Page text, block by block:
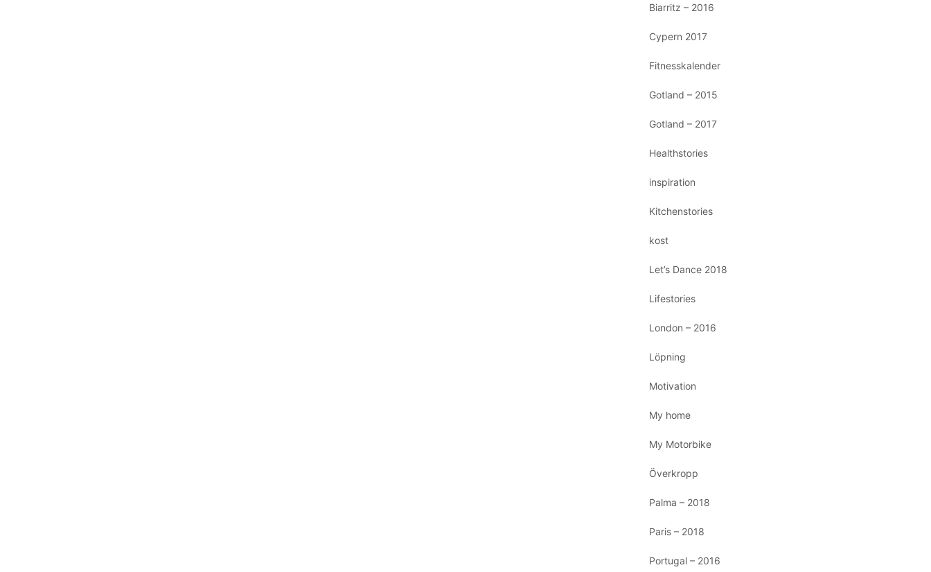
Biarritz – 2016
Cypern 2017
Fitnesskalender
Gotland – 2015
Gotland – 2017
Healthstories
inspiration
Kitchenstories
kost
Let’s Dance 2018
Lifestories
London – 2016
Löpning
Motivation
My home
My Motorbike
Överkropp
Palma – 2018
Paris – 2018
Portugal – 2016